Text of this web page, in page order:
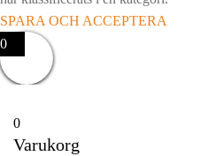
SPARA OCH ACCEPTERA
0
0
Varukorg